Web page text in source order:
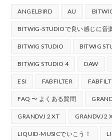
ANGELBIRD AU
BITWIG-STUDIOで良い感じに音
BITWIG STUDIO BITWIG
BITWIG STUDIO 4 DAW
ESI FABFILTER
FAQ 〜 よくある質問
GRANDVJ 2 XT GRANDVJ 2
LIQUID-MUSICでいこう！